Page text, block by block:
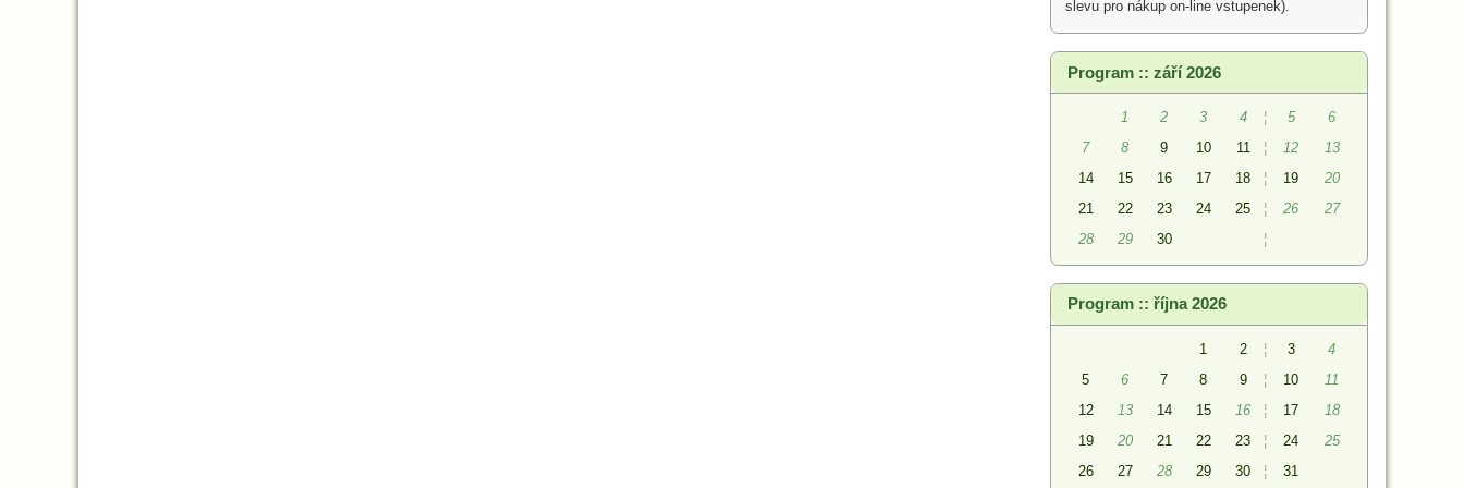
slevu pro nákup on-line vstupenek).
Program :: září 2026
1 2 3 4 ¦ 5
6
7
8 9 10 11 ¦ 12
13
14
15 16 17 18 ¦ 19
20
21
22 23 24 25 ¦ 26
27
28
29 30 ¦
Program :: října 2026
1 2 ¦ 3
4
5
6 7 8 9 ¦ 10
11
12
13 14 15 16 ¦ 17
18
19
20 21 22 23 ¦ 24
25
26
27 28 29 30 ¦ 31